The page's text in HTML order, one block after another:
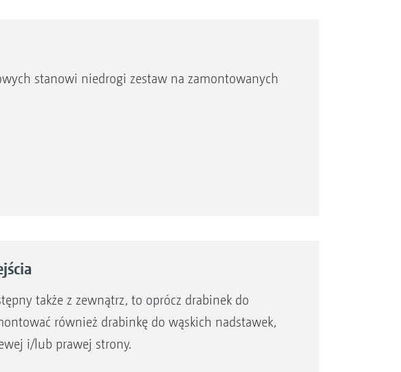
stanowi niedrogi zestaw na zamontowanych
także z zewnątrz, to oprócz drabinek do
również drabinkę do wąskich nadstawek,
i/lub prawej strony.